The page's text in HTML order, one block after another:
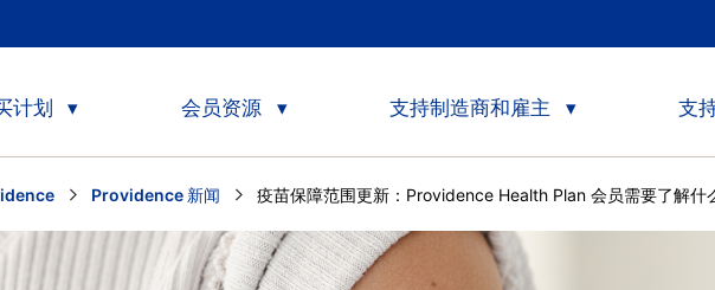
计划 会员资源 支持制造商和雇主 支
Providence 新闻 Current:
疫苗保障范围更新：Providence Health Plan 会员需要了解什